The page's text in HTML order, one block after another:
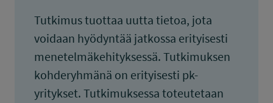
Tutkimus tuottaa uutta tietoa, jota
voidaan hyödyntää jatkossa erityisesti
menetelmäkehityksessä. Tutkimuksen
kohderyhmänä on erityisesti pk-
yritykset. Tutkimuksessa toteutetaan